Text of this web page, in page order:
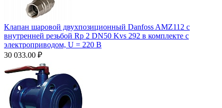
Клапан шаровой двухпозиционный Danfoss AMZ112 c
внутренней резьбой Rp 2 DN50 Kvs 292 в комплекте с
электроприводом, U = 220 В
30 033.00 ₽